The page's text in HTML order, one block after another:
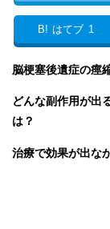
B! はてブ 1
脳梗塞後遺症の痙
どんな副作用が出
は？
治療で効果が出な